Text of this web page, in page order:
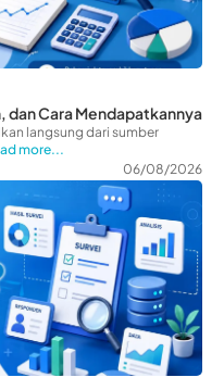
dan Cara Mendapatkannya
langsung dari sumber
more...
06/08/2026